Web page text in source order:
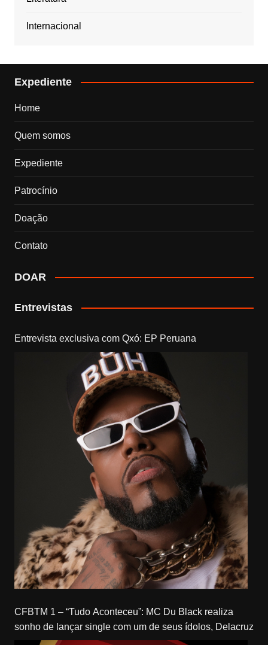
Internacional
Expediente
Home
Quem somos
Expediente
Patrocínio
Doação
Contato
DOAR
Entrevistas
Entrevista exclusiva com Qxó: EP Peruana
CFBTM 1 – “Tudo Aconteceu”: MC Du Black realiza
sonho de lançar single com um de seus ídolos, Delacruz